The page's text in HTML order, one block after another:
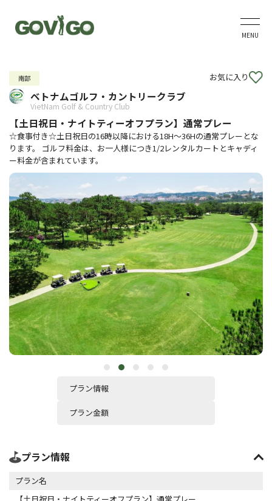
MENU
南部 お気に入り
ベトナムゴルフ・カントリークラブ
VietNam Golf & Country Club
【土日祝日・ナイトティーオフプラン】通常プレー
☆食事付き☆土日祝日の16時以降における18H～36Hの通常プレーとな
ります。 ゴルフ料金は、お一人様につき1/2レンタルカートとキャディ
ー料金が含まれています。
プラン情報
プラン金額
プラン情報
プラン名